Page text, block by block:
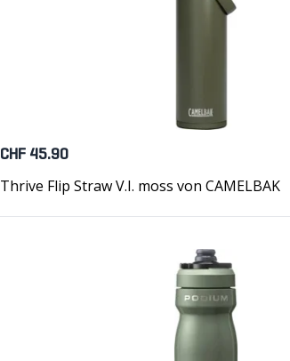
CHF 45.90
Thrive Flip Straw V.I. moss von CAMELBAK